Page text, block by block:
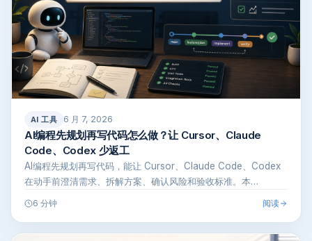
AI 工具 6 月 7, 2026
AI编程先规划再写代码怎么做？让 Cursor、Claude
Code、Codex 少返工
AI编程先规划再写代码，能让 Cursor、Claude Code、Codex
在动手前澄清需求、拆解方案、确认风险和验收标准。本…
6 分钟 阅读